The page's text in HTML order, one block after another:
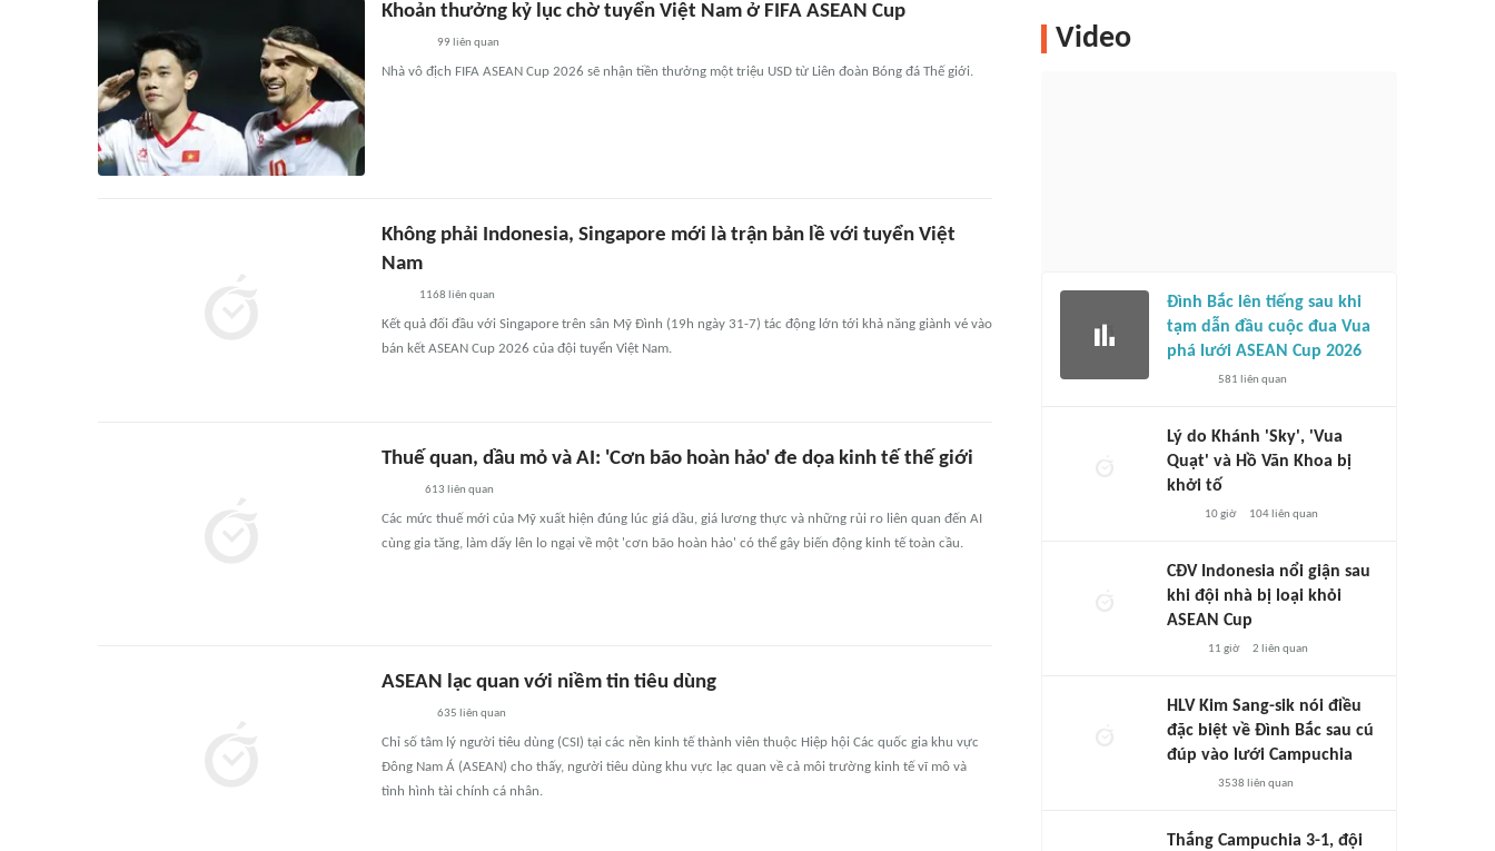
Khoản thưởng kỷ lục chờ tuyển Việt Nam ở FIFA ASEAN Cup
99 liên quan
Nhà vô địch FIFA ASEAN Cup 2026 sẽ nhận tiền thưởng một triệu USD từ Liên đoàn Bóng đá Thế giới.
Không phải Indonesia, Singapore mới là trận bản lề với tuyển Việt
Nam
1168 liên quan
Kết quả đối đầu với Singapore trên sân Mỹ Đình (19h ngày 31-7) tác động lớn tới khả năng giành vé vào
bán kết ASEAN Cup 2026 của đội tuyển Việt Nam.
Thuế quan, dầu mỏ và AI: 'Cơn bão hoàn hảo' đe dọa kinh tế thế giới
613 liên quan
Các mức thuế mới của Mỹ xuất hiện đúng lúc giá dầu, giá lương thực và những rủi ro liên quan đến AI
cùng gia tăng, làm dấy lên lo ngại về một 'cơn bão hoàn hảo' có thể gây biến động kinh tế toàn cầu.
ASEAN lạc quan với niềm tin tiêu dùng
635 liên quan
Chỉ số tâm lý người tiêu dùng (CSI) tại các nền kinh tế thành viên thuộc Hiệp hội Các quốc gia khu vực
Đông Nam Á (ASEAN) cho thấy, người tiêu dùng khu vực lạc quan về cả môi trường kinh tế vĩ mô và
tình hình tài chính cá nhân.
Video
Đình Bắc lên tiếng sau khi
tạm dẫn đầu cuộc đua Vua
phá lưới ASEAN Cup 2026
581 liên quan
Lý do Khánh 'Sky', 'Vua
Quạt' và Hồ Văn Khoa bị
khởi tố
10 giờ 104liên quan
CĐV Indonesia nổi giận sau
khi đội nhà bị loại khỏi
ASEAN Cup
11 giờ 2 liên quan
HLV Kim Sang-sik nói điều
đặc biệt về Đình Bắc sau cú
đúp vào lưới Campuchia
3538 liên quan
Thắng Campuchia 3-1, đội